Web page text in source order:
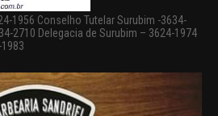
1956 Conselho Tutelar Surubim -3634-
2710 Delegacia de Surubim – 3624-1974